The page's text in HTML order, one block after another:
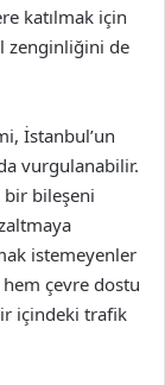
katılmak için
zenginliğini de
İstanbul’un
vurgulanabilir.
bileşeni
istemeyenler
çevre dostu
içindeki trafik